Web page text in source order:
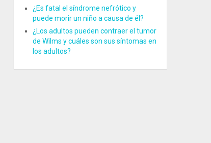
¿Es fatal el síndrome nefrótico y
puede morir un niño a causa de él?
¿Los adultos pueden contraer el tumor
de Wilms y cuáles son sus síntomas en
los adultos?